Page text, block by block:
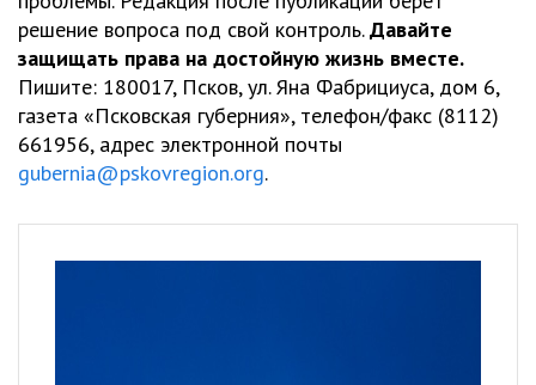
решение вопроса под свой контроль.Давайте
защищать права на достойную жизнь вместе.
Пишите: 180017, Псков, ул. Яна Фабрициуса, дом 6,
газета «Псковская губерния», телефон/факс (8112)
661956, адрес электронной почты
gubernia@pskovregion.org.